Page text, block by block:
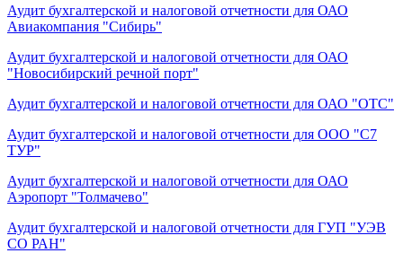
Аудит бухгалтерской и налоговой отчетности для ОАО
Авиакомпания "Сибирь"
Аудит бухгалтерской и налоговой отчетности для ОАО
"Новосибирский речной порт"
Аудит бухгалтерской и налоговой отчетности для ОАО "ОТС"
Аудит бухгалтерской и налоговой отчетности для ООО "С7
ТУР"
Аудит бухгалтерской и налоговой отчетности для ОАО
Аэропорт "Толмачево"
Аудит бухгалтерской и налоговой отчетности для ГУП "УЭВ
СО РАН"